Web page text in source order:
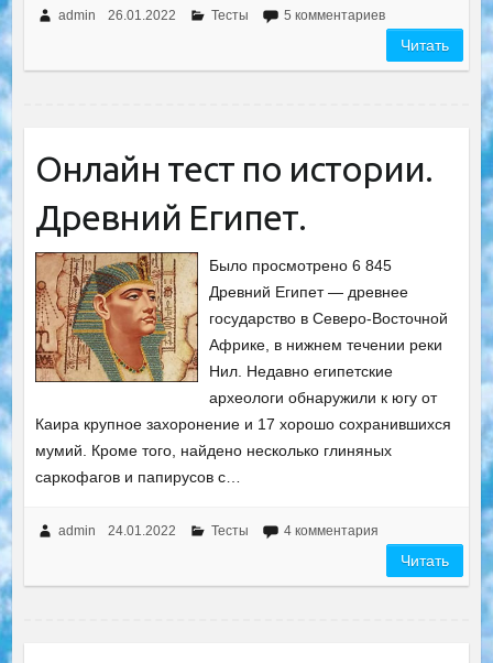
admin 26.01.2022 Тесты 5 комментариев
Читать
Онлайн тест по истории.
Древний Египет.
Было просмотрено 6 845
Древний Египет — древнее
государство в Северо-Восточной
Африке, в нижнем течении реки
Нил. Недавно египетские
археологи обнаружили к югу от
Каира крупное захоронение и 17 хорошо сохранившихся
мумий. Кроме того, найдено несколько глиняных
саркофагов и папирусов с…
admin 24.01.2022 Тесты 4 комментария
Читать